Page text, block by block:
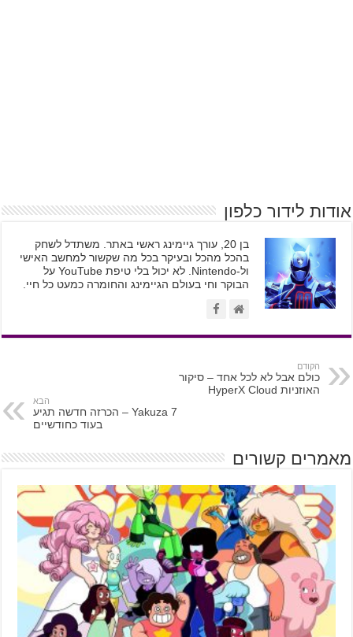
אודות לידור כלפון
בן 20, עורך גיימינג ראשי באתר. משתדל לשחק
בהכל מהכל ובעיקר בכל מה שקשור למחשב האישי
ול-Nintendo. לא יכול בלי טיפת YouTube על
הבוקר וחי בעולם הגיימינג והחומרה כמעט כל חיי.
הקודם
כולם אבל לא לכל אחד – סיקור
האוזניות HyperX Cloud
הבא
Yakuza 7 – הכרזה חדשה תגיע
בעוד כחודשיים
מאמרים קשורים